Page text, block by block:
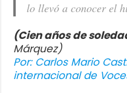
lo llevó a conocer el
(Cien años de
Márquez)
Por: Carlos Mario
internacional de